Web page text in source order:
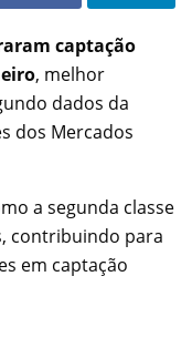
captação
, melhor
dados da
dos Mercados
a segunda classe
contribuindo para
em captação